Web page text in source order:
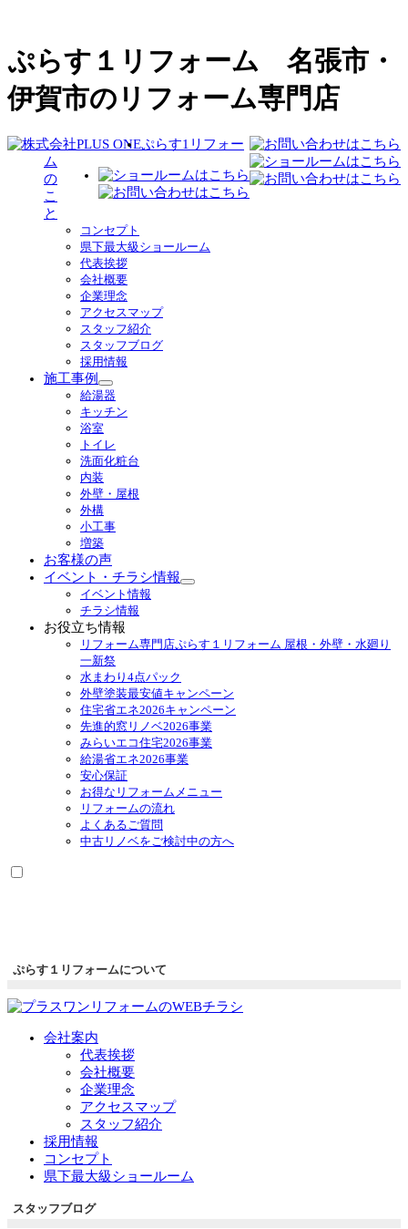
ぷらす１リフォーム 名張市・
伊賀市のリフォーム専門店
ぷらす1リフォー
ム
の
こ
と
コンセプト
県下最大級ショールーム
代表挨拶
会社概要
企業理念
アクセスマップ
スタッフ紹介
スタッフブログ
採用情報
施工事例
サ
ブ
ニ
ュ
開
給湯器
キッチン
浴室
トイレ
洗面化粧台
内装
外壁・屋根
外構
小工事
増築
お客様の声
イベント・チラシ情報
サ
ニ
ュ
を
展
開
イベント情報
チラシ情報
お役立ち情報
リフォーム専門店ぷらす１リフォーム 屋根・外壁・水廻り
一新祭
水まわり4点パック
外壁塗装最安値キャンペーン
住宅省エネ2026キャンペーン
先進的窓リノベ2026事業
みらいエコ住宅2026事業
給湯省エネ2026事業
安心保証
お得なリフォームメニュー
リフォームの流れ
よくあるご質問
中古リノベをご検討中の方へ
ぷらす１リフォームについて
会社案内
代表挨拶
会社概要
企業理念
アクセスマップ
スタッフ紹介
採用情報
コンセプト
県下最大級ショールーム
スタッフブログ